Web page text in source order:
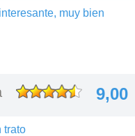
muy bien
9,00
trato